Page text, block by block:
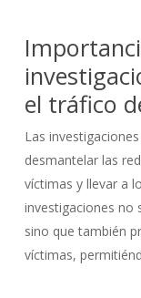
el tráfico
Las
desmantelar las
víctimas y llevar a
investigaciones no
sino que también
víctimas,